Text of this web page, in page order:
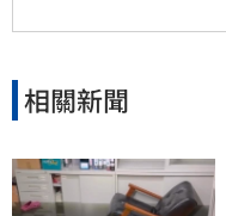
相關新聞